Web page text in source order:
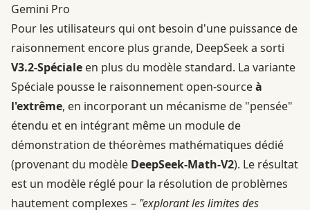
Gemini Pro
Pour les utilisateurs qui ont besoin d'une puissance de
raisonnement encore plus grande, DeepSeek a sorti
V3.2-Spéciale en plus du modèle standard. La variante
Spéciale pousse le raisonnement open-sourceà
l'extrême, en incorporant un mécanisme de "pensée"
étendu et en intégrant même un module de
démonstration de théorèmes mathématiques dédié
(provenant du modèle DeepSeek-Math-V2). Le résultat
est un modèle réglé pour la résolution de problèmes
hautement complexes – "explorant les limites des